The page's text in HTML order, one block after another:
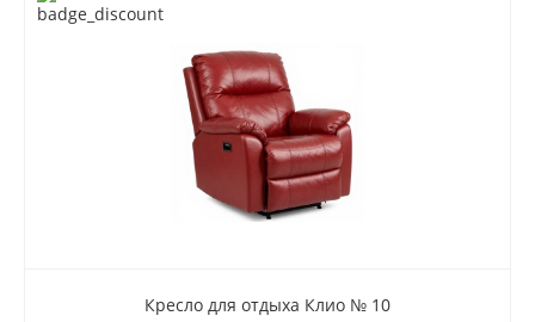
Кресло для отдыха Клио № 10